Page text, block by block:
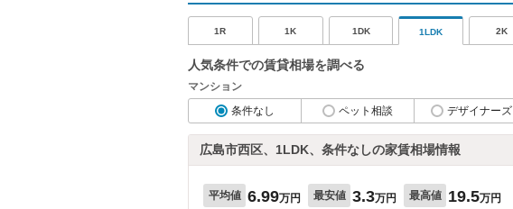
1R 1K 1DK 1LDK 2K
人気条件での賃貸相場を調べる
マンション
条件なし
ペット相談 デザイナーズ
広島市西区、1LDK、条件なしの家賃相場情報
平均値 6.99万円 最安値 3.3万円 最高値 19.5万円